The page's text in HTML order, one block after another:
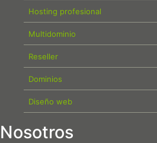
Hosting profesional
Multidominio
Reseller
Dominios
Diseño web
Nosotros